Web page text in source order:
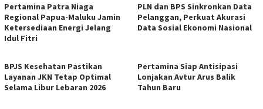
Pertamina Patra Niaga
Regional Papua-Maluku Jamin
Ketersediaan Energi Jelang
Idul Fitri
PLN dan BPS Sinkronkan Data
Pelanggan, Perkuat Akurasi
Data Sosial Ekonomi Nasional
BPJS Kesehatan Pastikan
Layanan JKN Tetap Optimal
Selama Libur Lebaran 2026
Pertamina Siap Antisipasi
Lonjakan Avtur Arus Balik
Tahun Baru